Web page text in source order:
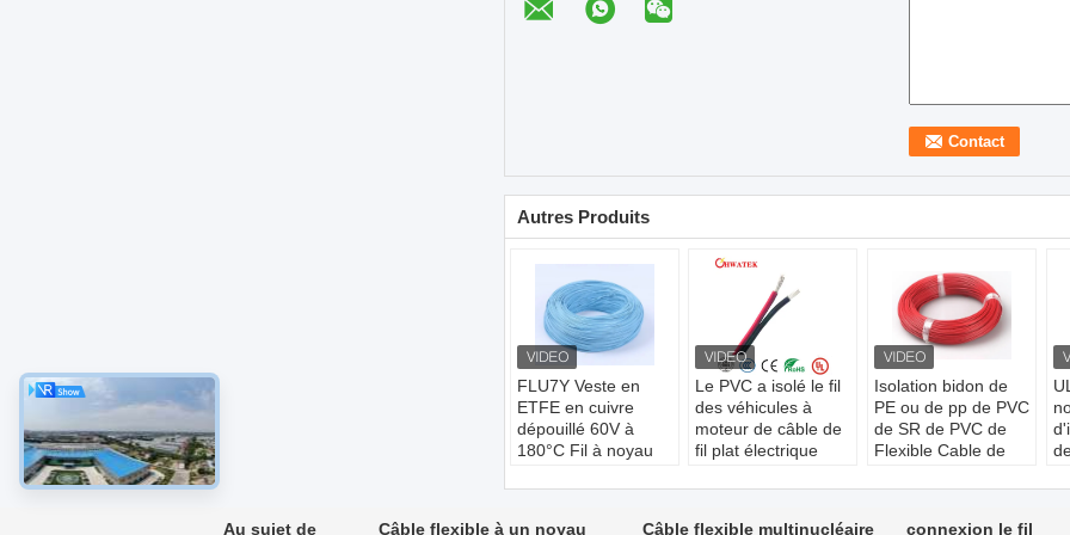
Autres Produits
FLU7Y Veste en
ETFE en cuivre
dépouillé 60V à
180°C Fil à noyau
6722
Le PVC a isolé le fil
des véhicules à
moteur de câble de
fil plat électrique
Conducteur Type:
Isolation bidon de
PE ou de pp de PVC
de SR de PVC de
Flexible Cable de
Conducteur:cuivre
Au sujet de Câble flexible à un noyau Câble flexible multinucléaire connexion le fil